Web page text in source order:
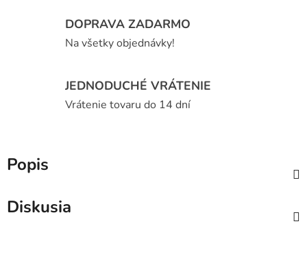
DOPRAVA ZADARMO
Na všetky objednávky!
JEDNODUCHÉ VRÁTENIE
Vrátenie tovaru do 14 dní
Popis
Diskusia